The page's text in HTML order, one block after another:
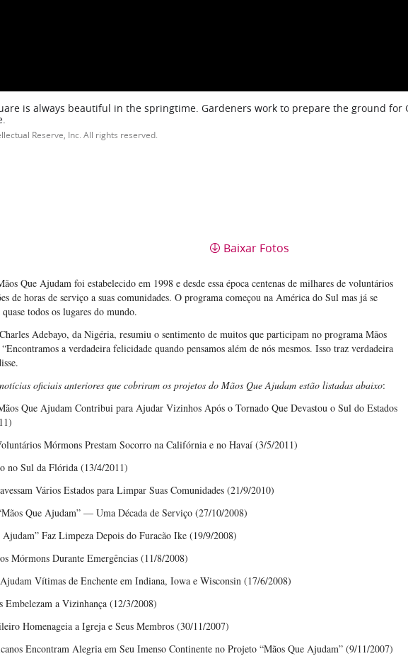
is always beautiful in the springtime. Gardeners work to prepare the ground for
Reserve, Inc. All rights reserved.
Baixar Fotos
Que Ajudam foi estabelecido em 1998 e desde essa época centenas de milhares de voluntários
de horas de serviço a suas comunidades. O programa começou na América do Sul mas já se
todos os lugares do mundo.
Adebayo, da Nigéria, resumiu o sentimento de muitos que participam no programa Mãos
a verdadeira felicidade quando pensamos além de nós mesmos. Isso traz verdadeira
oficiais anteriores que cobriram os projetos do Mãos Que Ajudam estão listadas abaixo:
Que Ajudam Contribui para Ajudar Vizinhos Após o Tornado Que Devastou o Sul do Estados
Mórmons Prestam Socorro na Califórnia e no Havaí (3/5/2011)
no Sul da Flórida (13/4/2011)
Vários Estados para Limpar Suas Comunidades (21/9/2010)
Que Ajudam” — Uma Década de Serviço (27/10/2008)
Ajudam” Faz Limpeza Depois do Furacão Ike (19/9/2008)
Mórmons Durante Emergências (11/8/2008)
Vítimas de Enchente em Indiana, Iowa e Wisconsin (17/6/2008)
Embelezam a Vizinhança (12/3/2008)
Homenageia a Igreja e Seus Membros (30/11/2007)
Encontram Alegria em Seu Imenso Continente no Projeto “Mãos Que Ajudam” (9/11/2007)